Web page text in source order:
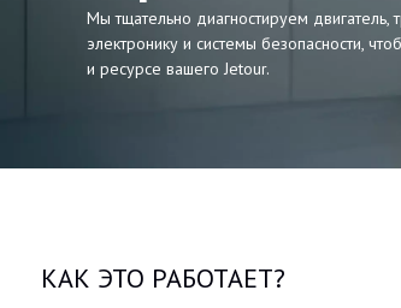
Мы тщательно диагностируем двигатель,
электронику и системы безопасности,
и ресурсе вашего Jetour.
КАК ЭТО РАБОТАЕТ?